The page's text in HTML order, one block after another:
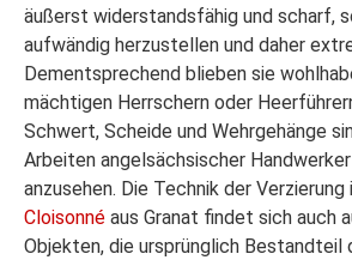
äußerst widerstandsfähig und scharf,
aufwändig herzustellen und daher
Dementsprechend blieben sie
mächtigen Herrschern oder
Schwert, Scheide und Wehrgehänge
Arbeiten angelsächsischer
anzusehen. Die Technik der Verzierung
Cloisonné aus Granat findet sich auch
Objekten, die ursprünglich Bestandteil